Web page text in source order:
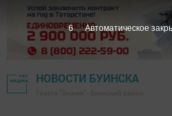
НОВОСТИ БУИНСКА
5 Автоматическое